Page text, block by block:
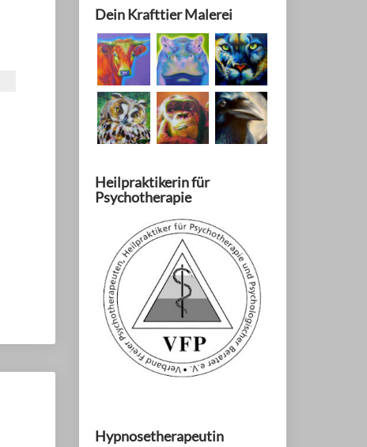
Dein Krafttier Malerei
Heilpraktikerin für
Psychotherapie
Hypnosetherapeutin